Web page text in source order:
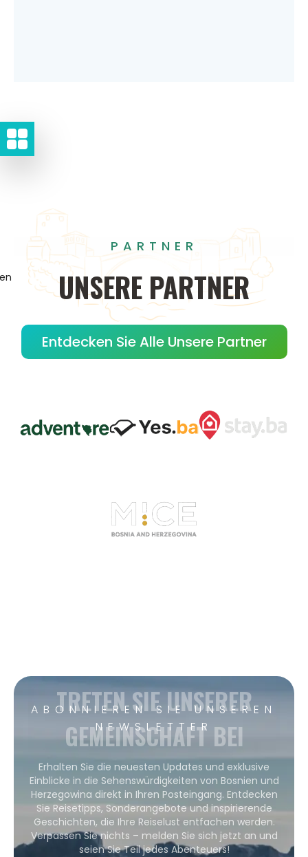
PARTNER
UNSERE PARTNER
Entdecken Sie Alle Unsere Partner
ABONNIEREN SIE UNSEREN
NEWSLETTER
TRETEN SIE UNSERER
GEMEINSCHAFT BEI
Erhalten Sie die neuesten Updates und exklusive
Einblicke in die Sehenswürdigkeiten von Bosnien und
Herzegowina direkt in Ihren Posteingang. Entdecken
Sie Reisetipps, Sonderangebote und inspirierende
Geschichten, die Ihre Reiselust entfachen werden.
Verpassen Sie nichts – melden Sie sich jetzt an und
seien Sie Teil jedes Abenteuers!